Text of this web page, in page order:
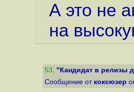
А это не
на
53. "Кандидат в релизы
Сообщение от коксюзер